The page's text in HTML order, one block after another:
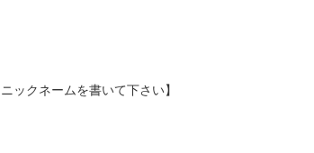
ックネームを書いて下さい】